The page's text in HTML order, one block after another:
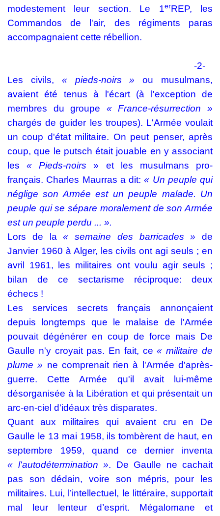
modestement leur section. Le 1erREP, les
Commandos de l'air, des régiments paras
accompagnaient cette rébellion.
-2-
Les civils, « pieds-noirs » ou musulmans,
avaient été tenus à l'écart (à l'exception de
membres du groupe « France-résurrection »
chargés de guider les troupes). L'Armée voulait
un coup d'état militaire. On peut penser, après
coup, que le putsch était jouable en y associant
les« Pieds-noirs» et les musulmans pro-
français. Charles Maurras a dit:« Un peuple qui
néglige son Armée est un peuple malade. Un
peuple qui se sépare moralement de son Armée
est un peuple perdu ... ».
Lors de la« semaine des barricades » de
Janvier 1960 à Alger, les civils ont agi seuls ; en
avril 1961, les militaires ont voulu agir seuls ;
bilan de ce sectarisme réciproque: deux
échecs !
Les services secrets français annonçaient
depuis longtemps que le malaise de l'Armée
pouvait dégénérer en coup de force mais De
Gaulle n'y croyait pas. En fait, ce« militaire de
plume » ne comprenait rien à l'Armée d'après-
guerre. Cette Armée qu'il avait lui-même
désorganisée à la Libération et qui présentait un
arc-en-ciel d'idéaux très disparates.
Quant aux militaires qui avaient cru en De
Gaulle le 13 mai 1958, ils tombèrent de haut, en
septembre 1959, quand ce dernier inventa
« l'autodétermination ». De Gaulle ne cachait
pas son dédain, voire son mépris, pour les
militaires. Lui, l’intellectuel, le littéraire, supportait
mal leur lenteur d’esprit. Mégalomane et